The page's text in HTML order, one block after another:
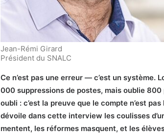
Jean-Rémi Girard
Président du SNALC
Ce n’est pas une erreur — c’est un système.
000 suppressions de postes, mais oublie 800
oubli : c’est la preuve que le compte n’est
dévoile dans cette interview les coulisses
mentent, les réformes masquent, et les